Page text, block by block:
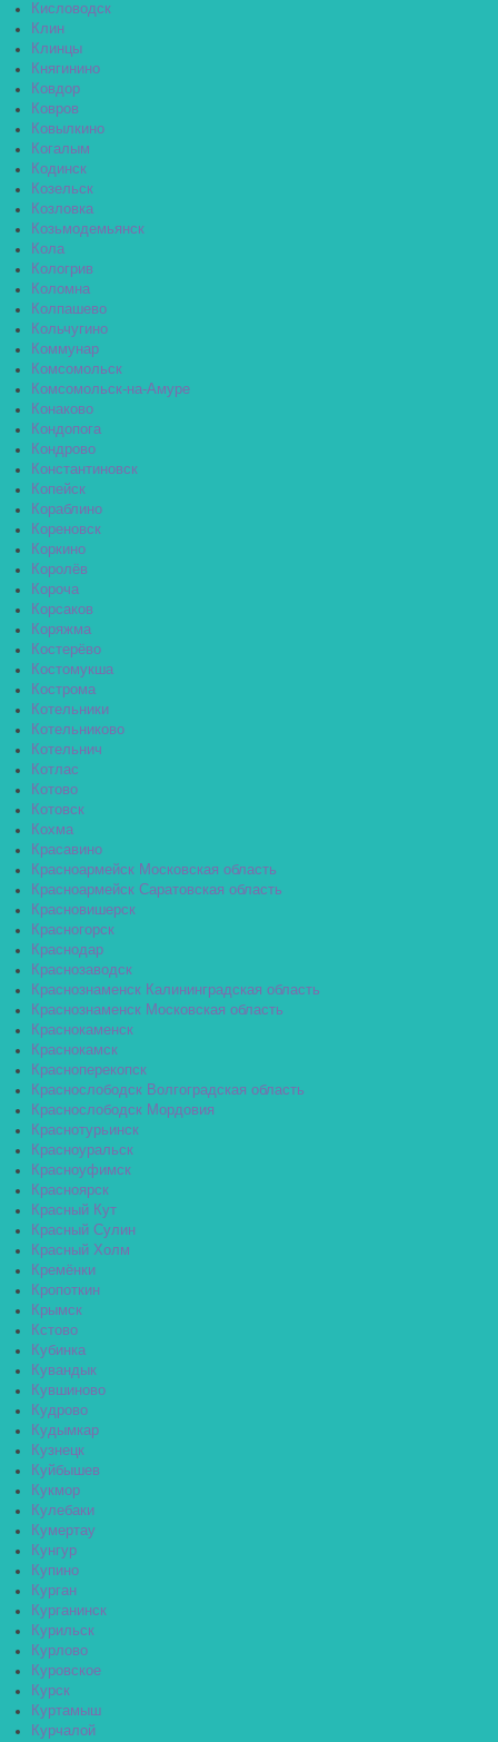
Кисловодск
Клин
Клинцы
Княгинино
Ковдор
Ковров
Ковылкино
Когалым
Кодинск
Козельск
Козловка
Козьмодемьянск
Кола
Кологрив
Коломна
Колпашево
Кольчугино
Коммунар
Комсомольск
Комсомольск-на-Амуре
Конаково
Кондопога
Кондрово
Константиновск
Копейск
Кораблино
Кореновск
Коркино
Королёв
Короча
Корсаков
Коряжма
Костерёво
Костомукша
Кострома
Котельники
Котельниково
Котельнич
Котлас
Котово
Котовск
Кохма
Красавино
Красноармейск Московская область
Красноармейск Саратовская область
Красновишерск
Красногорск
Краснодар
Краснозаводск
Краснознаменск Калининградская область
Краснознаменск Московская область
Краснокаменск
Краснокамск
Красноперекопск
Краснослободск Волгоградская область
Краснослободск Мордовия
Краснотурьинск
Красноуральск
Красноуфимск
Красноярск
Красный Кут
Красный Сулин
Красный Холм
Кремёнки
Кропоткин
Крымск
Кстово
Кубинка
Кувандык
Кувшиново
Кудрово
Кудымкар
Кузнецк
Куйбышев
Кукмор
Кулебаки
Кумертау
Кунгур
Купино
Курган
Курганинск
Курильск
Курлово
Куровское
Курск
Куртамыш
Курчалой